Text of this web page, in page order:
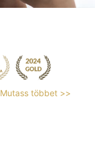
Mutass többet >>